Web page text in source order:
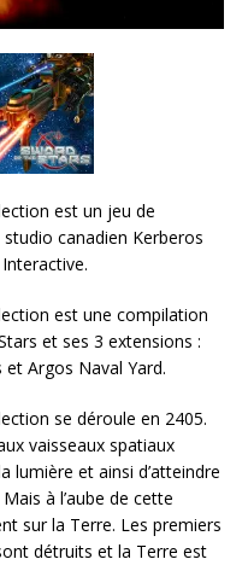
est un jeu de
canadien Kerberos
est une compilation
et ses 3 extensions :
Argos Naval Yard.
se déroule en 2405.
vaisseaux spatiaux
lumière et ainsi d’atteindre
à l’aube de cette
sur la Terre. Les premiers
détruits et la Terre est